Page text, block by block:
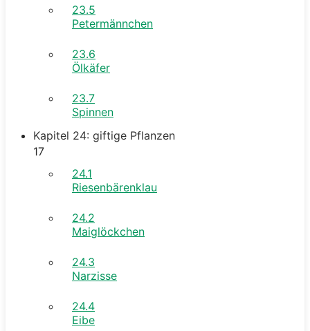
23.5
Petermännchen
23.6
Ölkäfer
23.7
Spinnen
Kapitel 24: giftige Pflanzen
17
24.1
Riesenbärenklau
24.2
Maiglöckchen
24.3
Narzisse
24.4
Eibe